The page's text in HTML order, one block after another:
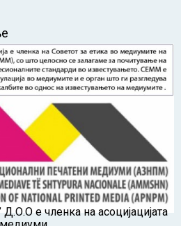
е членка на асоцијацијата